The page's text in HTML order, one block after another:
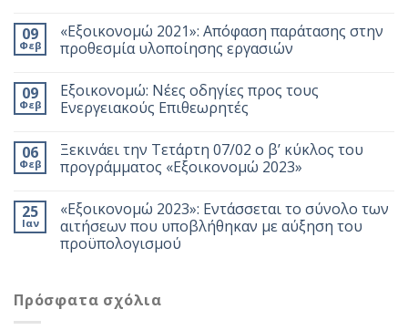
09
Φεβ
«Εξοικονομώ 2021»: Απόφαση παράτασης στην
προθεσμία υλοποίησης εργασιών
09
Φεβ
Εξοικονομώ: Νέες οδηγίες προς τους
Ενεργειακούς Επιθεωρητές
06
Φεβ
Ξεκινάει την Τετάρτη 07/02 ο β’ κύκλος του
προγράμματος «Εξοικονομώ 2023»
25
Ιαν
«Εξοικονομώ 2023»: Εντάσσεται το σύνολο των
αιτήσεων που υποβλήθηκαν με αύξηση του
προϋπολογισμού
Πρόσφατα σχόλια